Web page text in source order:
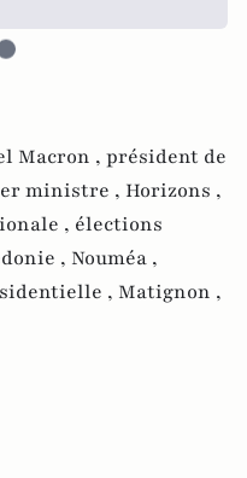
Macron , président de
ministre , Horizons ,
, élections
, Nouméa ,
, Matignon ,